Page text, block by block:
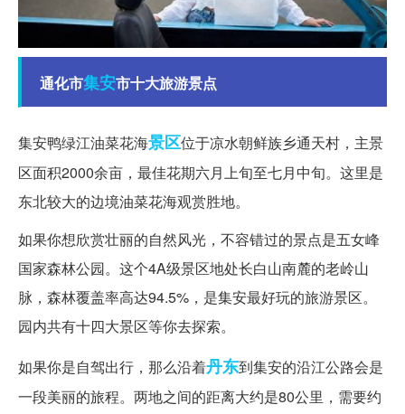
通化市集安市十大旅游景点
集安鸭绿江油菜花海景区位于凉水朝鲜族乡通天村，主景
区面积2000余亩，最佳花期六月上旬至七月中旬。这里是
东北较大的边境油菜花海观赏胜地。
如果你想欣赏壮丽的自然风光，不容错过的景点是五女峰
国家森林公园。这个4A级景区地处长白山南麓的老岭山
脉，森林覆盖率高达94.5%，是集安最好玩的旅游景区。
园内共有十四大景区等你去探索。
如果你是自驾出行，那么沿着丹东到集安的沿江公路会是
一段美丽的旅程。两地之间的距离大约是80公里，需要约